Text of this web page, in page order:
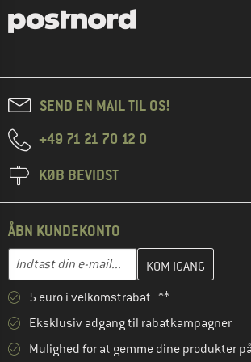
SEND EN MAIL TIL OS!
+49 71 21 70 12 0
KØB BEVIDST
ÅBN KUNDEKONTO
E-mail-adresse
Indtast din e-mailadresse her, og opret i
5 euro i velkomstrabat **
Eksklusiv adgang til rabatkampagner
Mulighed for at gemme dine produkter